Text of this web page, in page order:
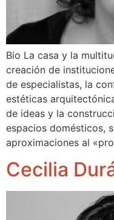
Bio La casa y la
creación de
de especialistas, la
estéticas
de ideas y la
espacios domésticos,
aproximaciones al
Cecilia